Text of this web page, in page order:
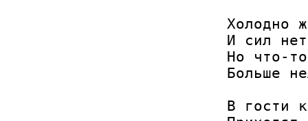
Холодно
И сил
Но что-
Больше
В гости